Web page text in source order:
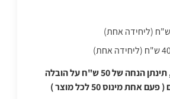
ברכישה של מעל יחידה אחת של ספק זה , תינתן הנחה של 50 ש"ח על הובלה
מינוס 50 לכל מוצר )